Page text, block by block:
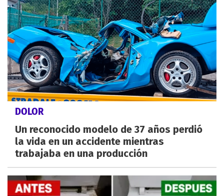
DOLOR
Un reconocido modelo de 37 años perdió
la vida en un accidente mientras
trabajaba en una producción